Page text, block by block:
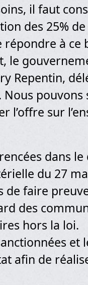
il faut
des 25%
à ce
le
Repentin,
Nous pouvons
l’offre sur
dans
du 27
de faire
des
hors la loi.
et
afin de